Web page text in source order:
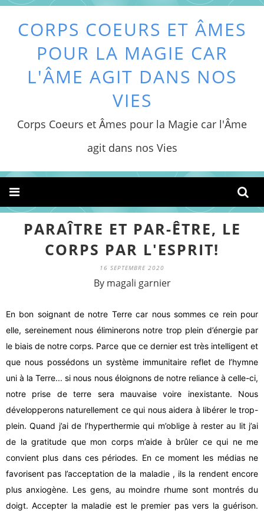
CORPS COEURS ET ÂMES
POUR LA MAGIE CAR
L'ÂME AGIT DANS NOS
VIES
Corps Coeurs et Âmes pour la Magie car l'Âme
agit dans nos Vies
PARAÎTRE ET PAR-ÊTRE, LE
CORPS PAR L'ESPRIT!
16 SEPTEMBRE 2020
By magali garnier
En bon soignant de notre Terre car nous sommes ce rein pour
elle, sereinement nous éliminerons notre trop plein d’énergie par
le biais de notre corps. Parce que ce dernier est très intelligent et
que nous possédons un système immunitaire reflet de l’hymne
uni à la Terre... si nous nous éloignons de notre reliance à celle-ci,
notre prise de terre sera mauvaise voire inexistante. Nous
développerons naturellement ce qui nous aidera à libérer le trop-
plein. Quand j’ai de l’hyperthermie qui m’oblige à rester au lit j’ai
de la gratitude que mon corpsm’aide à brûler ce qui ne me
convient plus dans ces périodes. En ce moment les médias ne
favorisent pas l’acceptation de la maladie, ils la rendent encore
plus anxiogène. Les gens, au moindre rhume sont montrés du
doigt. Accepter la maladie est le premier pas vers la guérison.